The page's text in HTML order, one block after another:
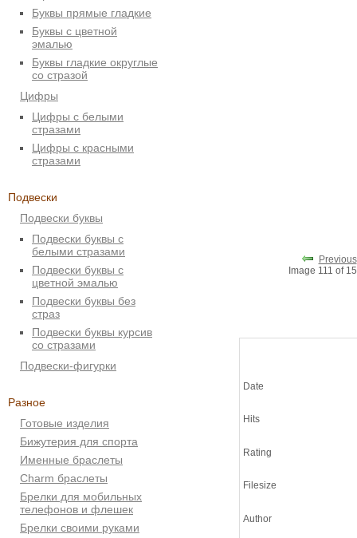
Буквы прямые гладкие
Буквы с цветной
эмалью
Буквы гладкие округлые
со стразой
Цифры
Цифры с белыми
стразами
Цифры с красными
стразами
Подвески
Подвески буквы
Подвески буквы с
белыми стразами
Подвески буквы с
цветной эмалью
Подвески буквы без
страз
Подвески буквы курсив
со стразами
Подвески-фигурки
Разное
Готовые изделия
Бижутерия для спорта
Именные браслеты
Charm браслеты
Брелки для мобильных
телефонов и флешек
Брелки своими руками
Previous
Image 111 of
Date
Hits
Rating
Filesize
Author